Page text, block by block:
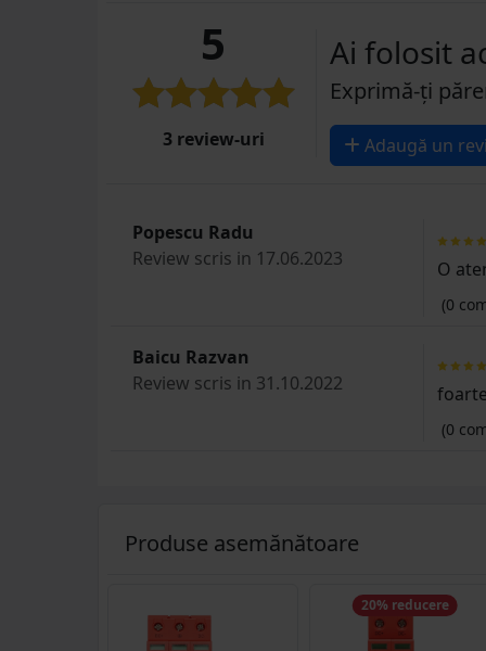
5
3 review-uri
Ai folosit
Exprimă-ți
Adaugă un
Popescu Radu
Review scris in 17.06.2023
O
(0
Baicu Razvan
Review scris in 31.10.2022
(0
Produse asemănătoare
20% reducere